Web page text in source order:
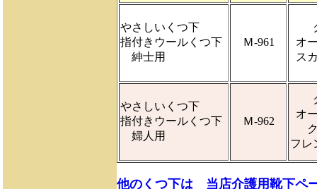
やさしいくつ下
指付きウールくつ下
紳士用
Ｍ-961
オ
ス
やさしいくつ下
指付きウールくつ下
婦人用
Ｍ-962
オ
フレ
他のくつ下は 当店介護用靴下ペ